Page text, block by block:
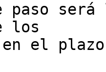
será
los
en el